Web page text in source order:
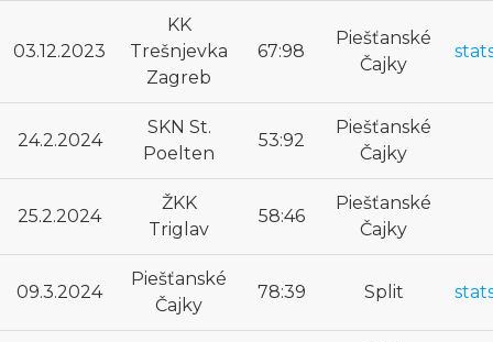
03.12.2023
KK
Trešnjevka
Zagreb
67:98
Piešťanské
Čajky
24.2.2024
SKN St.
Poelten
53:92
Piešťanské
Čajky
25.2.2024
ŽKK
Triglav
58:46
Piešťanské
Čajky
09.3.2024
Piešťanské
Čajky
78:39 Split